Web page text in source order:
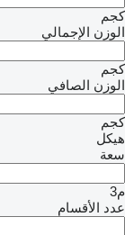
كجم
الوزن الإجمالي
كجم
الوزن الصافي
كجم
هيكل
سعة
م3
عدد الأقسام